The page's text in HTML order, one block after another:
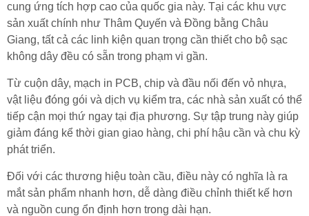
cung ứng tích hợp cao của quốc gia này. Tại các khu vực
sản xuất chính như Thâm Quyến và Đồng bằng Châu
Giang, tất cả các linh kiện quan trọng cần thiết cho bộ sạc
không dây đều có sẵn trong phạm vi gần.
Từ cuộn dây, mạch in PCB, chip và đầu nối đến vỏ nhựa,
vật liệu đóng gói và dịch vụ kiểm tra, các nhà sản xuất có thể
tiếp cận mọi thứ ngay tại địa phương. Sự tập trung này giúp
giảm đáng kể thời gian giao hàng, chi phí hậu cần và chu kỳ
phát triển.
Đối với các thương hiệu toàn cầu, điều này có nghĩa là ra
mắt sản phẩm nhanh hơn, dễ dàng điều chỉnh thiết kế hơn
và nguồn cung ổn định hơn trong dài hạn.